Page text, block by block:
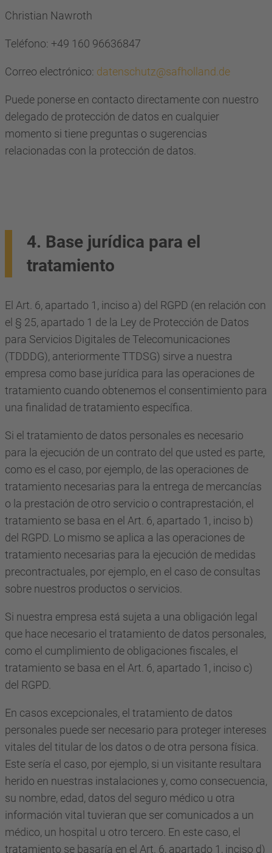
Christian Nawroth
Teléfono: +49 160 96636847
Correo electrónico: datenschutz@safholland.de
Puede ponerse en contacto directamente con nuestro
delegado de protección de datos en cualquier
momento si tiene preguntas o sugerencias
relacionadas con la protección de datos.
4. Base jurídica para el
tratamiento
El Art. 6, apartado 1, inciso a) del RGPD (en relación con
el § 25, apartado 1 de la Ley de Protección de Datos
para Servicios Digitales de Telecomunicaciones
(TDDDG), anteriormente TTDSG) sirve a nuestra
empresa como base jurídica para las operaciones de
tratamiento cuando obtenemos el consentimiento para
una finalidad de tratamiento específica.
Si el tratamiento de datos personales es necesario
para la ejecución de un contrato del que usted es parte,
como es el caso, por ejemplo, de las operaciones de
tratamiento necesarias para la entrega de mercancías
o la prestación de otro servicio o contraprestación, el
tratamiento se basa en el Art. 6, apartado 1, inciso b)
del RGPD. Lo mismo se aplica a las operaciones de
tratamiento necesarias para la ejecución de medidas
precontractuales, por ejemplo, en el caso de consultas
sobre nuestros productos o servicios.
Si nuestra empresa está sujeta a una obligación legal
que hace necesario el tratamiento de datos personales,
como el cumplimiento de obligaciones fiscales, el
tratamiento se basa en el Art. 6, apartado 1, inciso c)
del RGPD.
En casos excepcionales, el tratamiento de datos
personales puede ser necesario para proteger intereses
vitales del titular de los datos o de otra persona física.
Este sería el caso, por ejemplo, si un visitante resultara
herido en nuestras instalaciones y, como consecuencia,
su nombre, edad, datos del seguro médico u otra
información vital tuvieran que ser comunicados a un
médico, un hospital u otro tercero. En este caso, el
tratamiento se basaría en el Art. 6, apartado 1, inciso d)